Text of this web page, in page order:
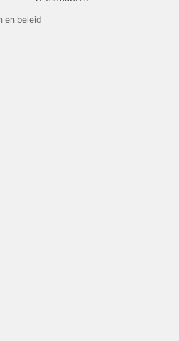
en beleid